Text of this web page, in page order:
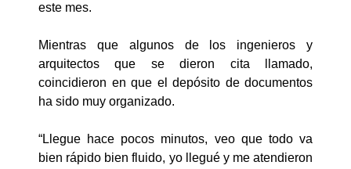
este mes.
Mientras que algunos de los ingenieros y
arquitectos que se dieron cita llamado,
coincidieron en que el depósito de documentos
ha sido muy organizado.
“Llegue hace pocos minutos, veo que todo va
bien rápido bien fluido, yo llegué y me atendieron